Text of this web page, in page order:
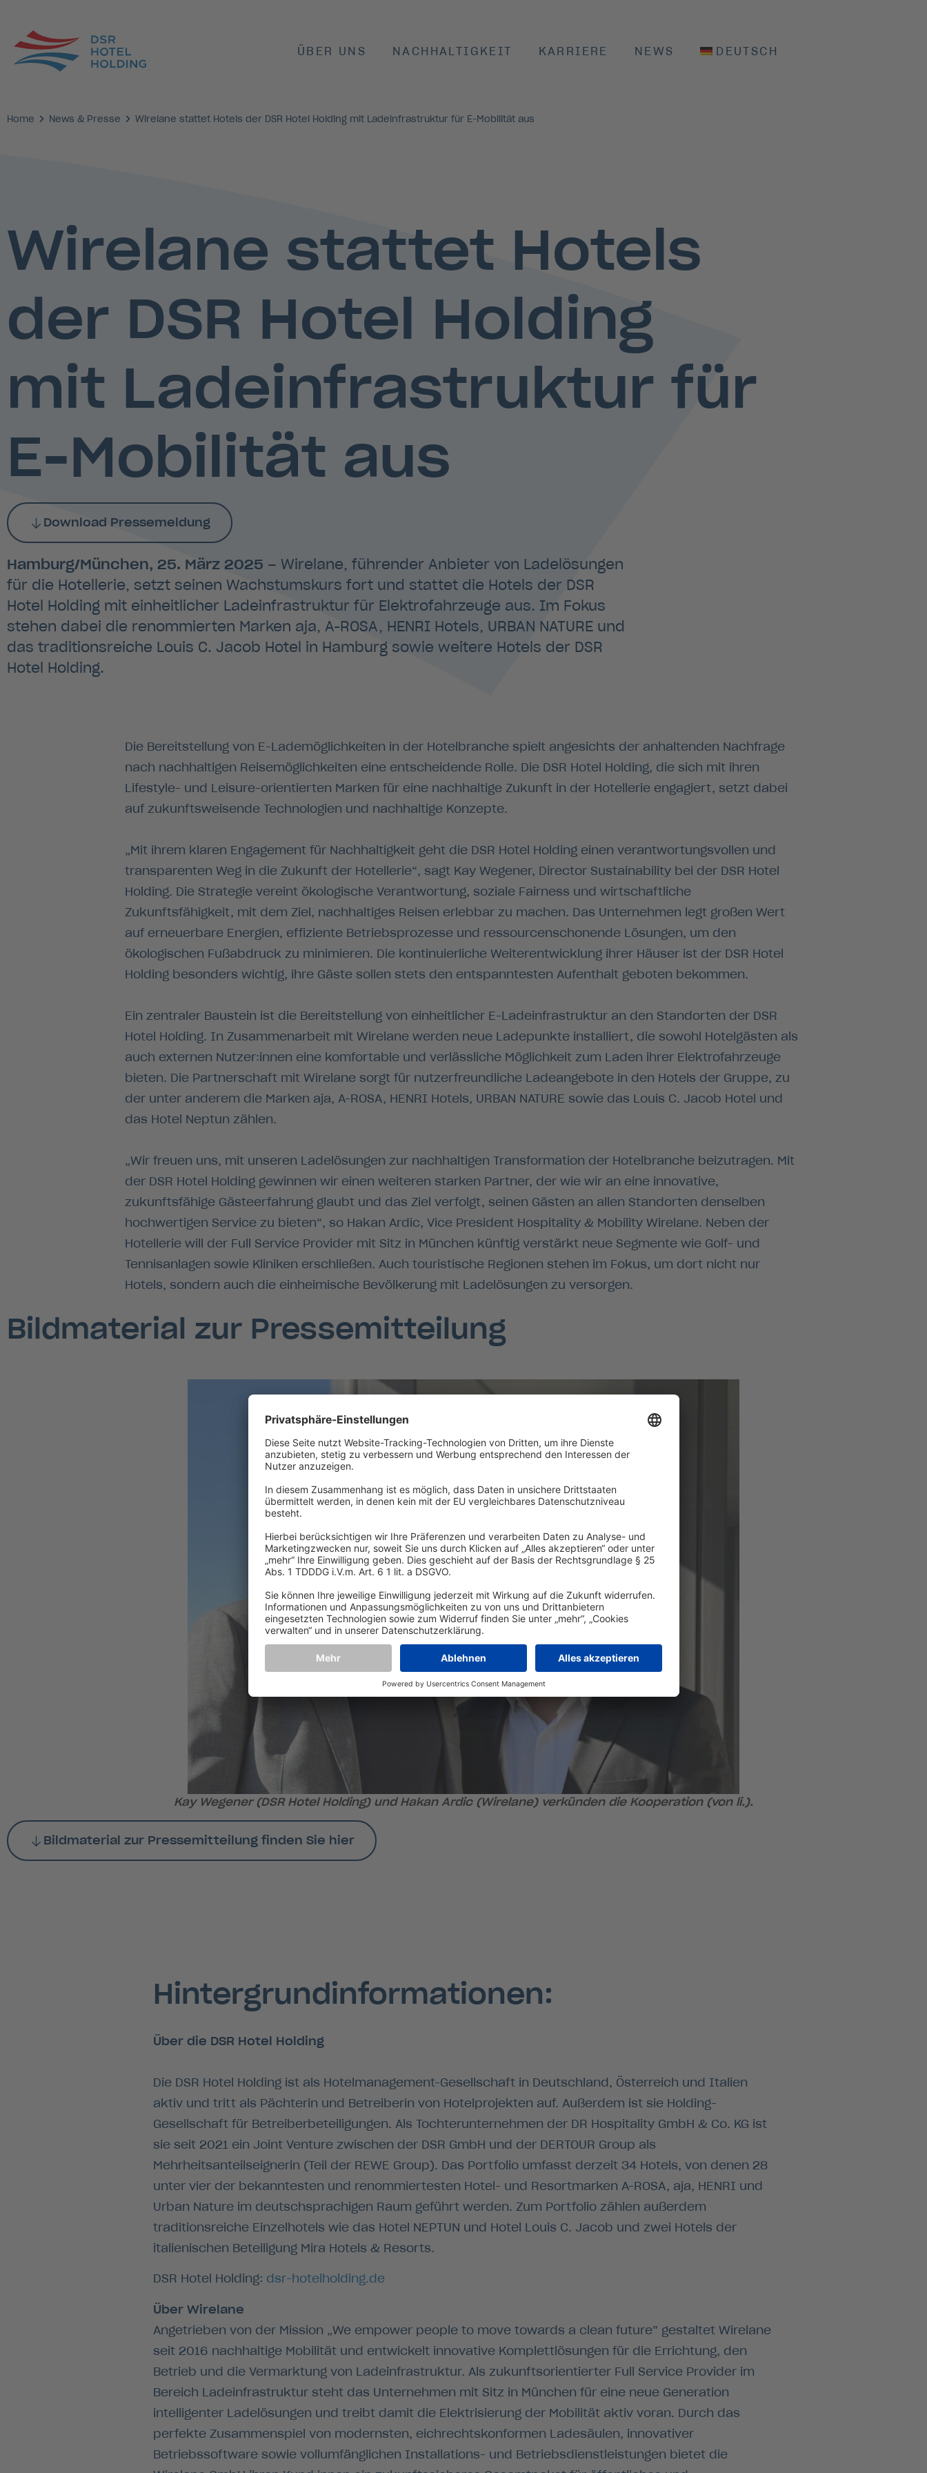
ÜBER UNS NACHHALTIGKEIT KARRIERE NEWS DEUTSCH
Home News & Presse Wirelane stattet Hotels der DSR Hotel Holding mit Ladeinfrastruktur für E-Mobilität aus
Wirelane stattet Hotels
der DSR Hotel Holding
mit Ladeinfrastruktur für
E-Mobilität aus
Download Pressemeldung
Hamburg/München, 25. März 2025 – Wirelane, führender Anbieter von Ladelösungen
für die Hotellerie, setzt seinen Wachstumskurs fort und stattet die Hotels der DSR
Hotel Holding mit einheitlicher Ladeinfrastruktur für Elektrofahrzeuge aus. Im Fokus
stehen dabei die renommierten Marken aja, A-ROSA, HENRI Hotels, URBAN NATURE und
das traditionsreiche Louis C. Jacob Hotel in Hamburg sowie weitere Hotels der DSR
Hotel Holding.
Die Bereitstellung von E-Lademöglichkeiten in der Hotelbranche spielt angesichts der anhaltenden Nachfrage
nach nachhaltigen Reisemöglichkeiten eine entscheidende Rolle. Die DSR Hotel Holding, die sich mit ihren
Lifestyle- und Leisure-orientierten Marken für eine nachhaltige Zukunft in der Hotellerie engagiert, setzt dabei
auf zukunftsweisende Technologien und nachhaltige Konzepte.
„Mit ihrem klaren Engagement für Nachhaltigkeit geht die DSR Hotel Holding einen verantwortungsvollen und
transparenten Weg in die Zukunft der Hotellerie“, sagt Kay Wegener, Director Sustainability bei der DSR Hotel
Holding. Die Strategie vereint ökologische Verantwortung, soziale Fairness und wirtschaftliche
Zukunftsfähigkeit, mit dem Ziel, nachhaltiges Reisen erlebbar zu machen. Das Unternehmen legt großen Wert
auf erneuerbare Energien, effiziente Betriebsprozesse und ressourcenschonende Lösungen, um den
ökologischen Fußabdruck zu minimieren. Die kontinuierliche Weiterentwicklung ihrer Häuser ist der DSR Hotel
Holding besonders wichtig, ihre Gäste sollen stets den entspanntesten Aufenthalt geboten bekommen.
Ein zentraler Baustein ist die Bereitstellung von einheitlicher E-Ladeinfrastruktur an den Standorten der DSR
Hotel Holding. In Zusammenarbeit mit Wirelane werden neue Ladepunkte installiert, die sowohl Hotelgästen als
auch externen Nutzer:innen eine komfortable und verlässliche Möglichkeit zum Laden ihrer Elektrofahrzeuge
bieten. Die Partnerschaft mit Wirelane sorgt für nutzerfreundliche Ladeangebote in den Hotels der Gruppe, zu
der unter anderem die Marken aja, A-ROSA, HENRI Hotels, URBAN NATURE sowie das Louis C. Jacob Hotel und
das Hotel Neptun zählen.
„Wir freuen uns, mit unseren Ladelösungen zur nachhaltigen Transformation der Hotelbranche beizutragen. Mit
der DSR Hotel Holding gewinnen wir einen weiteren starken Partner, der wie wir an eine innovative,
zukunftsfähige Gästeerfahrung glaubt und das Ziel verfolgt, seinen Gästen an allen Standorten denselben
hochwertigen Service zu bieten“, so Hakan Ardic, Vice President Hospitality & Mobility Wirelane. Neben der
Hotellerie will der Full Service Provider mit Sitz in München künftig verstärkt neue Segmente wie Golf- und
Tennisanlagen sowie Kliniken erschließen. Auch touristische Regionen stehen im Fokus, um dort nicht nur
Hotels, sondern auch die einheimische Bevölkerung mit Ladelösungen zu versorgen.
Bildmaterial zur Pressemitteilung
Kay Wegener (DSR Hotel Holding) und Hakan Ardic (Wirelane) verkünden die Kooperation (von li.).
Bildmaterial zur Pressemitteilung finden Sie hier
Hintergrundinformationen:
Über die DSR Hotel Holding
Die DSR Hotel Holding ist als Hotelmanagement-Gesellschaft in Deutschland, Österreich und Italien
aktiv und tritt als Pächterin und Betreiberin von Hotelprojekten auf. Außerdem ist sie Holding-
Gesellschaft für Betreiberbeteiligungen. Als Tochterunternehmen der DR Hospitality GmbH & Co. KG ist
sie seit 2021 ein Joint Venture zwischen der DSR GmbH und der DERTOUR Group als
Mehrheitsanteilseignerin (Teil der REWE Group). Das Portfolio umfasst derzeit 34 Hotels, von denen 28
unter vier der bekanntesten und renommiertesten Hotel- und Resortmarken A-ROSA, aja, HENRI und
Urban Nature im deutschsprachigen Raum geführt werden. Zum Portfolio zählen außerdem
traditionsreiche Einzelhotels wie das Hotel NEPTUN und Hotel Louis C. Jacob und zwei Hotels der
italienischen Beteiligung Mira Hotels & Resorts.
DSR Hotel Holding: dsr-hotelholding.de
Über Wirelane
Angetrieben von der Mission „We empower people to move towards a clean future” gestaltet Wirelane
seit 2016 nachhaltige Mobilität und entwickelt innovative Komplettlösungen für die Errichtung, den
Betrieb und die Vermarktung von Ladeinfrastruktur. Als zukunftsorientierter Full Service Provider im
Bereich Ladeinfrastruktur steht das Unternehmen mit Sitz in München für eine neue Generation
intelligenter Ladelösungen und treibt damit die Elektrisierung der Mobilität aktiv voran. Durch das
perfekte Zusammenspiel von modernsten, eichrechtskonformen Ladesäulen, innovativer
Betriebssoftware sowie vollumfänglichen Installations- und Betriebsdienstleistungen bietet die